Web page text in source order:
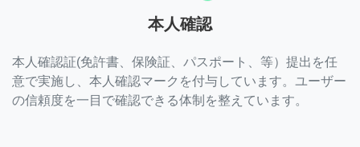
本人確認
本人確認証(免許書、保険証、パスポート、等）提出を任
意で実施し、本人確認マークを付与しています。ユーザー
の信頼度を一目で確認できる体制を整えています。